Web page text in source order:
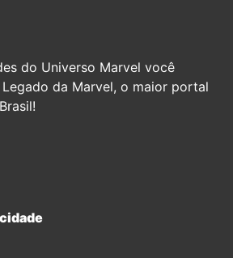
do Universo Marvel você
da Marvel, o maior portal